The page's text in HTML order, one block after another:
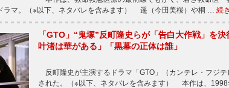
ラマ。（※以下、ネタバレを含みます） 遥（今田美桜）や桐 … 続
「GTO」“鬼塚”反町隆史らが「告白大作戦」を
叶渚は華がある」「黒幕の正体は誰」
反町隆史が主演するドラマ「GTO」（カンテレ・フジ
された。（※以下、ネタバレを含みます） 本作は、1998